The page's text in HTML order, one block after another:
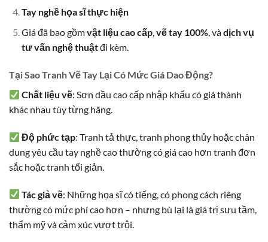
Tay nghề họa sĩ thực hiện
Giá đã bao gồmvật liệu cao cấp,vẽ tay 100%, vàdịch vụ
tư vấn nghệ thuậtđi kèm.
Tại Sao Tranh Vẽ Tay Lại Có Mức Giá Dao Động?
Chất liệu vẽ: Sơn dầu cao cấp nhập khẩu có giá thành
khác nhau tùy từng hãng.
Độ phức tạp: Tranh tả thực, tranh phong thủy hoặc chân
dung yêu cầu tay nghề cao thường có giá cao hơn tranh đơn
sắc hoặc tranh tối giản.
Tác giả vẽ: Những họa sĩ có tiếng, có phong cách riêng
thường có mức phí cao hơn – nhưng bù lại là giá trị sưu tầm,
thẩm mỹ và cảm xúc vượt trội.